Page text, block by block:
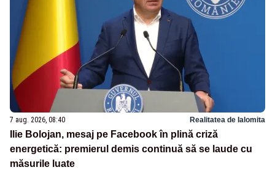
7 aug. 2026, 08:40 Realitatea de Ialomita
Ilie Bolojan, mesaj pe Facebook în plină criză
energetică: premierul demis continuă să se laude cu
măsurile luate